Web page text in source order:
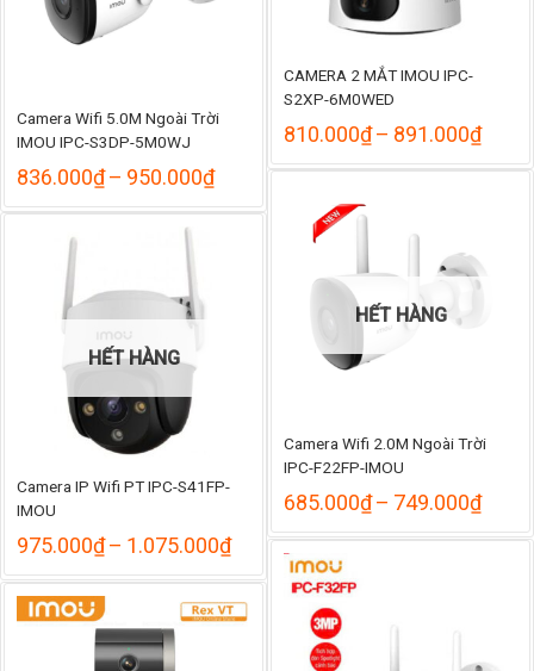
CAMERA 2 MẮT IMOU IPC-
S2XP-6M0WED
810.000₫– 891.000₫
từ
Camera Wifi 5.0M Ngoài Trời
IMOU IPC-S3DP-5M0WJ
836.000₫– 950.000₫Khoảng
từ
HẾT HÀNG
Camera Wifi 2.0M Ngoài Trời
IPC-F22FP-IMOU
685.000₫– 749.000₫
từ
HẾT HÀNG
Camera IP Wifi PT IPC-S41FP-
IMOU
975.000₫– 1.075.000₫Khoảng
từ
975.000₫
đến
1.075.000₫